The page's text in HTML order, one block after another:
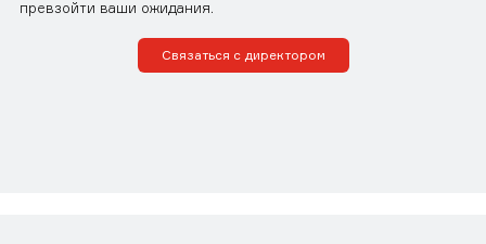
превзойти ваши ожидания.
Связаться с директором